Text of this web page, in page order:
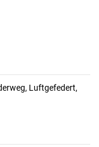
Luftgefedert,